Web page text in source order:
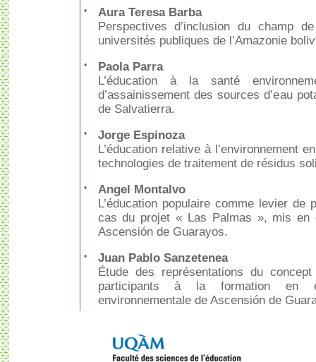
•
Aura Teresa Barba
Perspectives d’inclusion du champ
universités publiques de l’Amazonie
•
Paola Parra
L’éducation à la santé
d’assainissement des sources d’eau
de Salvatierra.
•
Jorge Espinoza
L’éducation relative à l’environnement
technologies de traitement de résidus
•
Angel Montalvo
L’éducation populaire comme levier de
cas du projet « Las Palmas », mis
Ascensión de Guarayos.
•
Juan Pablo Sanzetenea
Étude des représentations du concept
participants à la formation en
environnementale de Ascensión de